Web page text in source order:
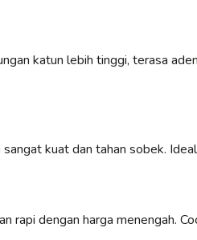
katun lebih tinggi, terasa
kuat dan tahan sobek.
rapi dengan harga menengah.